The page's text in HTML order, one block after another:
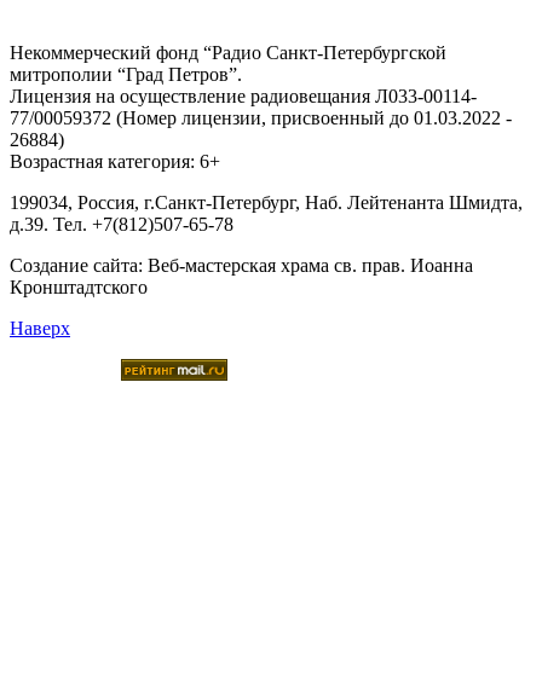
Некоммерческий фонд “Радио Санкт-Петербургской
митрополии “Град Петров”.
Лицензия на осуществление радиовещания Л033-00114-
77/00059372 (Номер лицензии, присвоенный до 01.03.2022 -
26884)
Возрастная категория: 6+
199034, Россия, г.Санкт-Петербург, Наб. Лейтенанта Шмидта,
д.39. Тел. +7(812)507-65-78
Создание сайта: Веб-мастерская храма св. прав. Иоанна
Кронштадтского
Наверх